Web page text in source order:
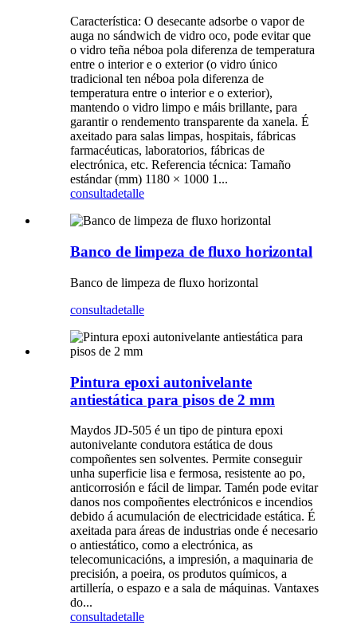
Característica: O desecante adsorbe o vapor de
auga no sándwich de vidro oco, pode evitar que
o vidro teña néboa pola diferenza de temperatura
entre o interior e o exterior (o vidro único
tradicional ten néboa pola diferenza de
temperatura entre o interior e o exterior),
mantendo o vidro limpo e máis brillante, para
garantir o rendemento transparente da xanela. É
axeitado para salas limpas, hospitais, fábricas
farmacéuticas, laboratorios, fábricas de
electrónica, etc. Referencia técnica: Tamaño
estándar (mm) 1180 × 1000 1...
consultadetalle
Banco de limpeza de fluxo horizontal
Banco de limpeza de fluxo horizontal
consultadetalle
Pintura epoxi autonivelante
antiestática para pisos de 2 mm
Maydos JD-505 é un tipo de pintura epoxi
autonivelante condutora estática de dous
compoñentes sen solventes. Permite conseguir
unha superficie lisa e fermosa, resistente ao po,
anticorrosión e fácil de limpar. Tamén pode evitar
danos nos compoñentes electrónicos e incendios
debido á acumulación de electricidade estática. É
axeitada para áreas de industrias onde é necesario
o antiestático, como a electrónica, as
telecomunicacións, a impresión, a maquinaria de
precisión, a poeira, os produtos químicos, a
artillería, o espazo e a sala de máquinas. Vantaxes
do...
consultadetalle